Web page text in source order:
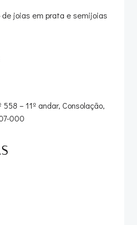
joias em prata e semijoias
– 11º andar, Consolação,
000